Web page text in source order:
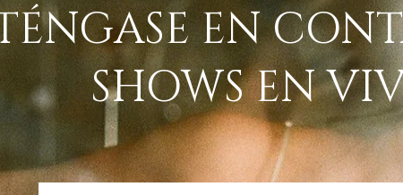
EN
SHOWS EN